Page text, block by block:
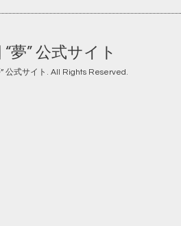
夢” 公式サイト
公式サイト . All Rights Reserved.